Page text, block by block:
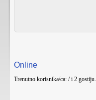
Online
Trenutno korisnika/ca: / i 2 gostiju.